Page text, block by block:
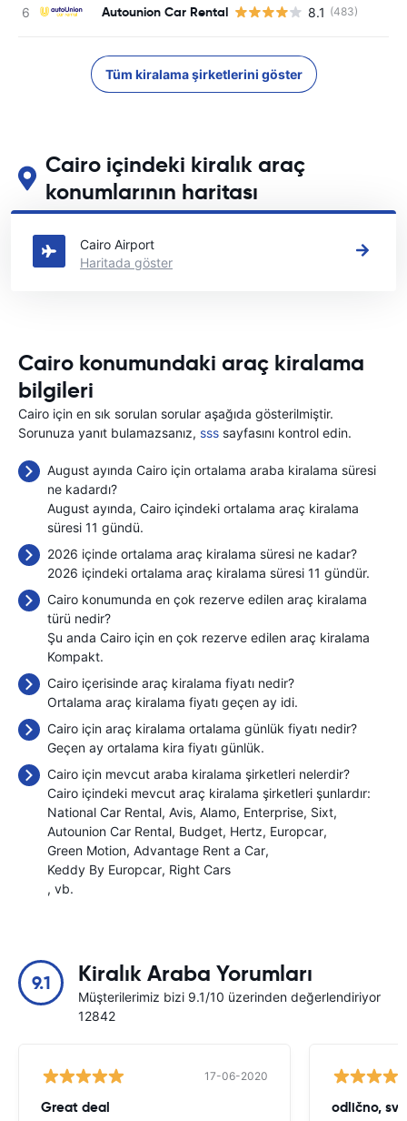
Autounion Car Rental 8.1 (483)
Tüm kiralama şirketlerini göster
Cairo içindeki kiralık araç
konumlarının haritası
Cairo içindeki başlıca araç kiralama yerlerimizi görün
Cairo Airport
Haritada göster
Cairo konumundaki araç kiralama
bilgileri
Cairo için en sık sorulan sorular aşağıda gösterilmiştir.
Sorunuza yanıt bulamazsanız, sss sayfasını kontrol edin.
August ayında Cairo için ortalama araba kiralama süresi
ne kadardı?
August ayında, Cairo içindeki ortalama araç kiralama
süresi 11 gündü.
2026 içinde ortalama araç kiralama süresi ne kadar?
2026 içindeki ortalama araç kiralama süresi 11 gündür.
Cairo konumunda en çok rezerve edilen araç kiralama
türü nedir?
Şu anda Cairo için en çok rezerve edilen araç kiralama
Kompakt.
Cairo içerisinde araç kiralama fiyatı nedir?
Ortalama araç kiralama fiyatı geçen ay idi.
Cairo için araç kiralama ortalama günlük fiyatı nedir?
Geçen ay ortalama kira fiyatı günlük.
Cairo için mevcut araba kiralama şirketleri nelerdir?
Cairo içindeki mevcut araç kiralama şirketleri şunlardır:
National Car Rental Avis Alamo Enterprise Sixt
Autounion Car Rental Budget Hertz Europcar
Green Motion Advantage Rent a Car
Keddy By Europcar Right Cars
, vb.
9.1 Kiralık Araba Yorumları
Müşterilerimiz bizi 9.1/10 üzerinden değerlendiriyor
12842
17-06-2020
Great deal odlično,